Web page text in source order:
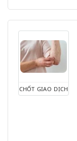
CHỐT GIAO DỊCH